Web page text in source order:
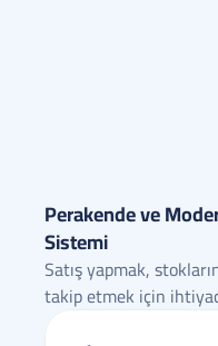
Perakende ve
Sistemi
Satış yapmak,
takip etmek için